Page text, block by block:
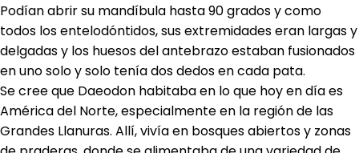
Podían abrir su mandíbula hasta 90 grados y como
todos los entelodóntidos, sus extremidades eran largas y
delgadas y los huesos del antebrazo estaban fusionados
en uno solo y solo tenía dos dedos en cada pata.
Se cree que Daeodon habitaba en lo que hoy en día es
América del Norte, especialmente en la región de las
Grandes Llanuras. Allí, vivía en bosques abiertos y zonas